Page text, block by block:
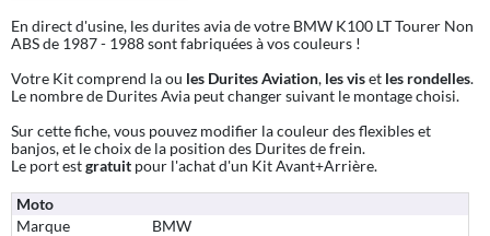
En direct d'usine, les durites avia de votre BMW K100 LT Tourer Non
ABS de 1987 - 1988 sont fabriquées à vos couleurs !
Votre Kit comprend la ou les Durites Aviation, les viset les rondelles.
Le nombre de Durites Avia peut changer suivant le montage choisi.
Sur cette fiche, vous pouvez modifier la couleur des flexibles et
banjos, et le choix de la position des Durites de frein.
Le port estgratuit pour l'achat d'un Kit Avant+Arrière.
Moto
Marque
BMW